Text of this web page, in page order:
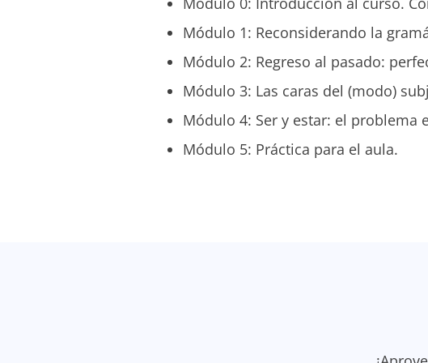
Módulo 1: Reconsiderando la
Módulo 2: Regreso al pasado:
Módulo 3: Las caras del (modo)
Módulo 4: Ser y estar: el problema
Módulo 5: Práctica para el aula.